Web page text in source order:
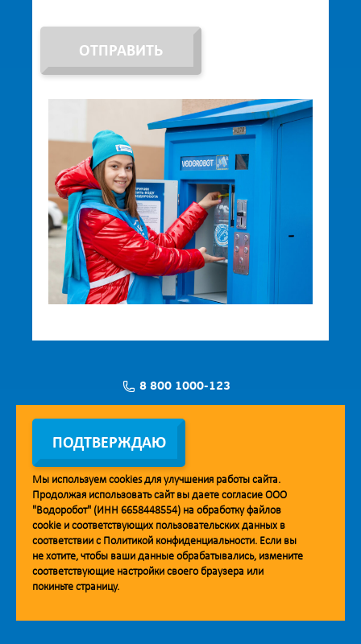
ОТПРАВИТЬ
8 800 1000-123
Заявка на установку
Мобильное приложение Vodorobot
ПОДТВЕРЖДАЮ
Мы используем cookiesдля улучшения работы сайта.
Продолжая использовать сайт вы даете согласие ООО
"Водоробот" (ИНН 6658448554) на обработку файлов
cookie и соответствующих пользовательских данных в
соответствии с Политикой конфиденциальности. Если вы
не хотите, чтобы ваши данные обрабатывались, измените
соответствующие настройки своего браузера или
покиньте страницу.